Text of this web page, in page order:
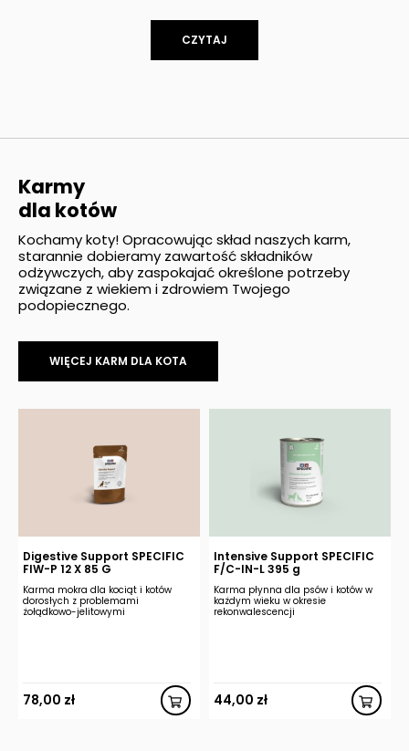
CZYTAJ
Karmy
dla kotów
Kochamy koty! Opracowując skład naszych karm,
starannie dobieramy zawartość składników
odżywczych, aby zaspokajać określone potrzeby
związane z wiekiem i zdrowiem Twojego
podopiecznego.
WIĘCEJ KARM DLA KOTA
Digestive Support SPECIFIC
FIW-P 12 X 85 G
Karma mokra dla kociąt i kotów
dorosłych z problemami
żołądkowo-jelitowymi
78,00 zł
Intensive Support SPECIFIC
F/C-IN-L 395 g
Karma płynna dla psów i kotów w
każdym wieku w okresie
rekonwalescencji
44,00 zł